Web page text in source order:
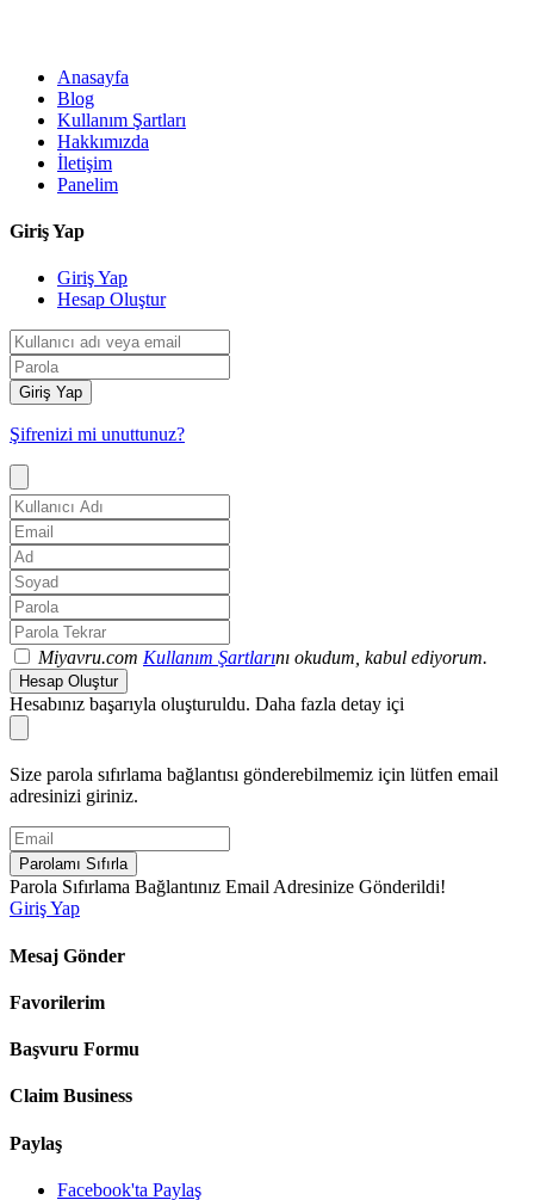
Anasayfa
Blog
Kullanım Şartları
Hakkımızda
İletişim
Panelim
Giriş Yap
Giriş Yap
Hesap Oluştur
Giriş Yap
Şifrenizi mi unuttunuz?
Miyavru.com Kullanım Şartlarını okudum, kabul ediyorum.
Hesap Oluştur
Hesabınız başarıyla oluşturuldu. Daha fazla detay içi
Size parola sıfırlama bağlantısı gönderebilmemiz için lütfen email
adresinizi giriniz.
Parolamı Sıfırla
Parola Sıfırlama Bağlantınız Email Adresinize Gönderildi!
Giriş Yap
Mesaj Gönder
Favorilerim
Başvuru Formu
Claim Business
Paylaş
Facebook'ta Paylaş